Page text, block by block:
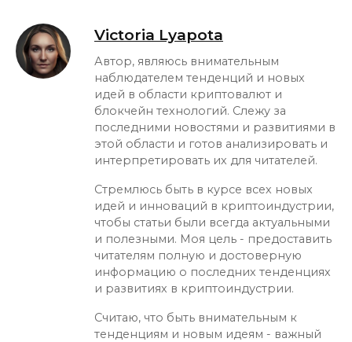
Victoria Lyapota
Автор, являюсь внимательным
наблюдателем тенденций и новых
идей в области криптовалют и
блокчейн технологий. Слежу за
последними новостями и развитиями в
этой области и готов анализировать и
интерпретировать их для читателей.
Стремлюсь быть в курсе всех новых
идей и инноваций в криптоиндустрии,
чтобы статьи были всегда актуальными
и полезными. Моя цель - предоставить
читателям полную и достоверную
информацию о последних тенденциях
и развитиях в криптоиндустрии.
Считаю, что быть внимательным к
тенденциям и новым идеям - важный